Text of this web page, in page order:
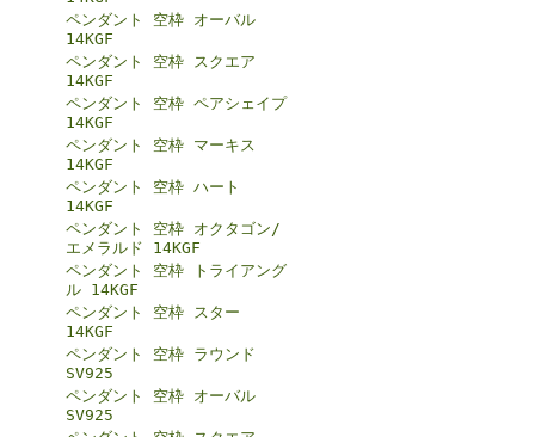
ペンダント 空枠 オーバル
14KGF
ペンダント 空枠 スクエア
14KGF
ペンダント 空枠 ペアシェイプ
14KGF
ペンダント 空枠 マーキス
14KGF
ペンダント 空枠 ハート
14KGF
ペンダント 空枠 オクタゴン/
エメラルド 14KGF
ペンダント 空枠 トライアング
ル 14KGF
ペンダント 空枠 スター
14KGF
ペンダント 空枠 ラウンド
SV925
ペンダント 空枠 オーバル
SV925